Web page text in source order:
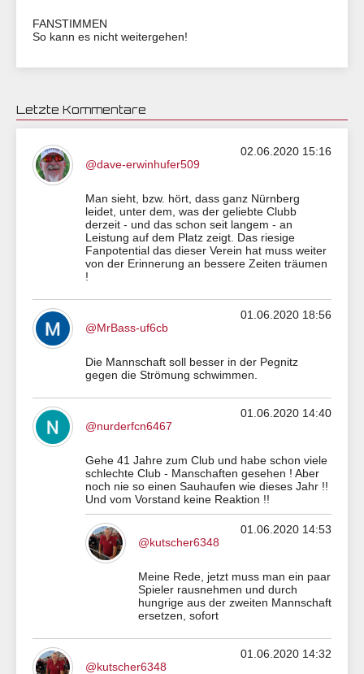
FANSTIMMEN
So kann es nicht weitergehen!
Letzte Kommentare
02.06.2020 15:16
@dave-erwinhufer509
Man sieht, bzw. hört, dass ganz Nürnberg
leidet, unter dem, was der geliebte Clubb
derzeit - und das schon seit langem - an
Leistung auf dem Platz zeigt. Das riesige
Fanpotential das dieser Verein hat muss weiter
von der Erinnerung an bessere Zeiten träumen
!
01.06.2020 18:56
@MrBass-uf6cb
Die Mannschaft soll besser in der Pegnitz
gegen die Strömung schwimmen.
01.06.2020 14:40
@nurderfcn6467
Gehe 41 Jahre zum Club und habe schon viele
schlechte Club - Manschaften gesehen ! Aber
noch nie so einen Sauhaufen wie dieses Jahr !!
Und vom Vorstand keine Reaktion !!
01.06.2020 14:53
@kutscher6348
Meine Rede, jetzt muss man ein paar
Spieler rausnehmen und durch
hungrige aus der zweiten Mannschaft
ersetzen, sofort
01.06.2020 14:32
@kutscher6348